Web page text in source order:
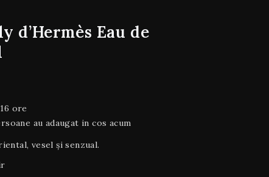
d’Hermès Eau de
ore
au adaugat in cos acum
vesel și senzual.